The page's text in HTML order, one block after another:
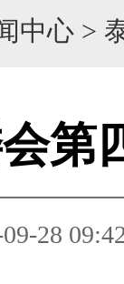
中心 >
第
28